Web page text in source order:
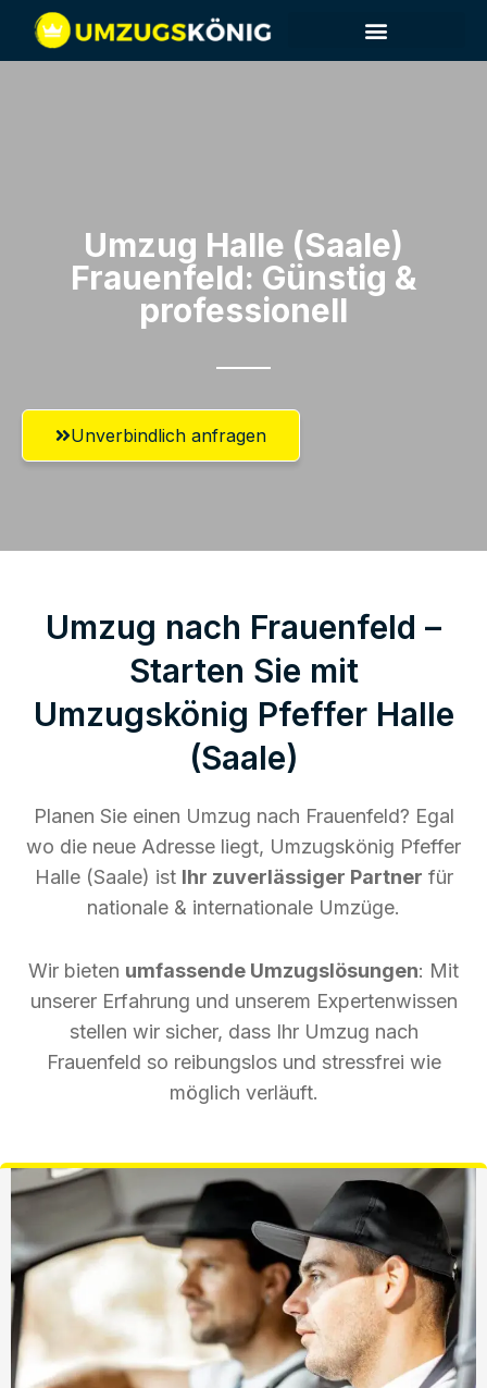
Umzug Halle (Saale)​
Frauenfeld: Günstig &
professionell​
Unverbindlich anfragen
Umzug nach Frauenfeld –
Starten Sie mit
Umzugskönig Pfeffer Halle
(Saale)
Planen Sie einen Umzug nach Frauenfeld? Egal
wo die neue Adresse liegt, Umzugskönig Pfeffer
Halle (Saale) ist Ihr zuverlässiger Partner für
nationale & internationale Umzüge.
Wir bieten umfassende Umzugslösungen: Mit
unserer Erfahrung und unserem Expertenwissen
stellen wir sicher, dass Ihr Umzug nach
Frauenfeld so reibungslos und stressfrei wie
möglich verläuft.